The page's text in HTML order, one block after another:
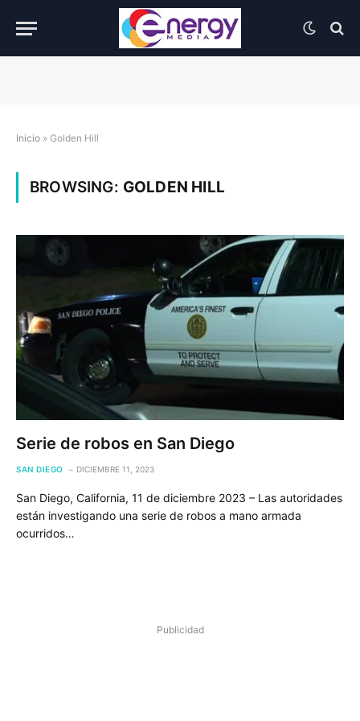
Inicio » Golden Hill
BROWSING: GOLDEN HILL
Serie de robos en San Diego
SAN DIEGO DICIEMBRE 11, 2023
San Diego, California, 11 de diciembre 2023 – Las autoridades
están investigando una serie de robos a mano armada
ocurridos…
Publicidad